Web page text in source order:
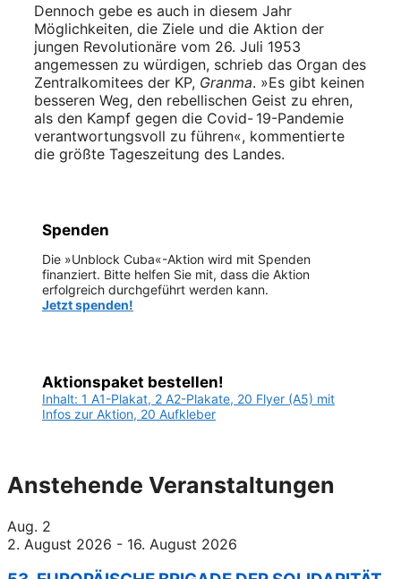
Dennoch gebe es auch in diesem Jahr
Möglichkeiten, die Ziele und die Aktion der
jungen Revolutionäre vom 26. ­Juli 1953
angemessen zu würdigen, schrieb das Organ des
Zentralkomitees der KP, Granma. »Es gibt keinen
besseren Weg, den rebellischen Geist zu ehren,
als den Kampf gegen die ­Covid- 19-Pandemie
verantwortungsvoll zu führen«, kommentierte
die größte Tageszeitung des Landes.
Spenden
Die »Unblock Cuba«-Aktion wird mit Spenden
finanziert. Bitte helfen Sie mit, dass die Aktion
erfolgreich durchgeführt werden kann.
Jetzt spenden!
Aktionspaket bestellen!
Inhalt: 1 A1-Plakat, 2 A2-Plakate, 20 Flyer (A5) mit
Infos zur Aktion, 20 Aufkleber
Anstehende Veranstaltungen
Aug. 2
2. August 2026 - 16. August 2026